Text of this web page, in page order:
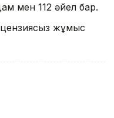
мен 112 әйел бар.
жұмыс